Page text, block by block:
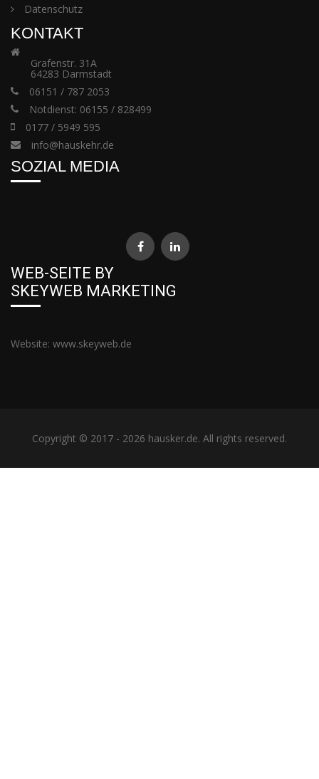
Datenschutz
KONTAKT
Grafenstr. 31A
64283 Darmstadt
06151 / 787 2053
Notdienst: 06155 / 828499
0177 / 5949 595
info@hauskehr.de
SOZIAL MEDIA
WEB-SEITE BY
SKEYWEB MARKETING
Website: www.skeyweb.de
Copyright © 2017 - 2026 hausker.de. All rights reserved.